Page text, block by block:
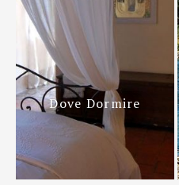
Dove Dormire